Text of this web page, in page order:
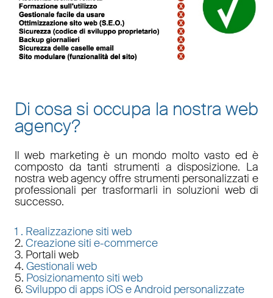
Di cosa si occupa la nostra web
agency?
Ilweb marketing è un mondo molto vasto ed è
composto da tanti strumenti a disposizione. La
nostra web agencyoffre strumenti personalizzati e
professionali per trasformarli in soluzioni web di
successo.
1 . Realizzazione siti web
2. Creazione siti e-commerce
3. Portali web
4. Gestionali web
5. Posizionamento siti web
6. Sviluppo di apps iOS e Android personalizzate